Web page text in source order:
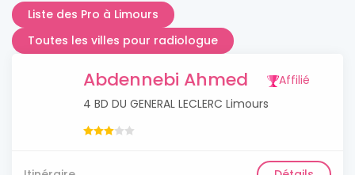
Liste des Pro à Limours
Toutes les villes pour radiologue
Abdennebi Ahmed
Affilié
4 BD DU GENERAL LECLERC Limours